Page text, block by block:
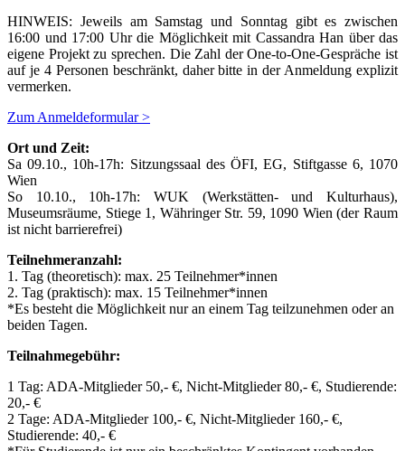
HINWEIS: Jeweils am Samstag und Sonntag gibt es zwischen
16:00 und 17:00 Uhr die Möglichkeit mit Cassandra Han über das
eigene Projekt zu sprechen. Die Zahl der One-to-One-Gespräche ist
auf je 4 Personen beschränkt, daher bitte in der Anmeldung explizit
vermerken.
Zum Anmeldeformular >
Ort und Zeit:
Sa 09.10., 10h-17h: Sitzungssaal des ÖFI, EG, Stiftgasse 6, 1070
Wien
So 10.10., 10h-17h: WUK (Werkstätten- und Kulturhaus),
Museumsräume, Stiege 1, Währinger Str. 59, 1090 Wien (der Raum
ist nicht barrierefrei)
Teilnehmeranzahl:
1. Tag (theoretisch): max. 25 Teilnehmer*innen
2. Tag (praktisch): max. 15 Teilnehmer*innen
*Es besteht die Möglichkeit nur an einem Tag teilzunehmen oder an
beiden Tagen.
Teilnahmegebühr:
1 Tag: ADA-Mitglieder 50,- €, Nicht-Mitglieder 80,- €, Studierende:
20,- €
2 Tage: ADA-Mitglieder 100,- €, Nicht-Mitglieder 160,- €,
Studierende: 40,- €